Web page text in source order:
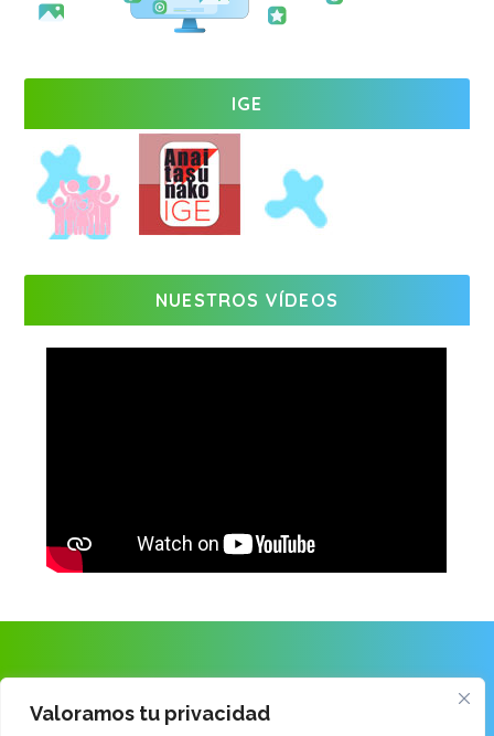
Valoramos tu privacidad
IGE
NUESTROS VÍDEOS
ANAITASUNA IKASTOLA